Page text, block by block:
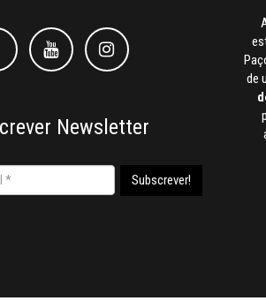
FacebookInstagram
Newsletter
de